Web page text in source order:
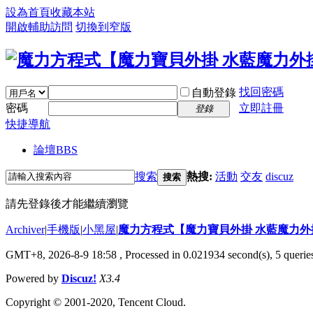
設為首頁收藏本站
開啟輔助訪問 切換到窄版
自動登錄 找回密碼
密碼
登錄
立即註冊
快捷導航
論壇BBS
搜索 搜索 熱搜: 活動 交友 discuz
請先登錄後才能繼續瀏覽
Archiver|手機版|小黑屋|魔力方程式【魔力寶貝外掛 水藍魔力
GMT+8, 2026-8-9 18:58 , Processed in 0.021934 second(s), 5
Powered by Discuz! X3.4
Copyright © 2001-2020, Tencent Cloud.